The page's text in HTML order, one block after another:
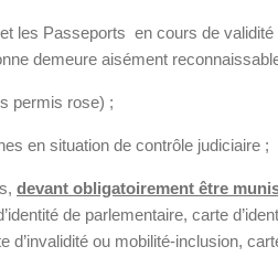
les Passeports en cours de
demeure aisément
permis rose) ;
en situation de contrôle judiciaire ;
devant obligatoirement être
de parlementaire, carte
ou mobilité-inclusion,